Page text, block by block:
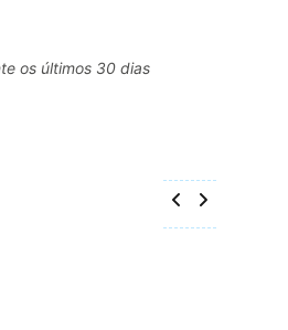
os últimos 30 dias